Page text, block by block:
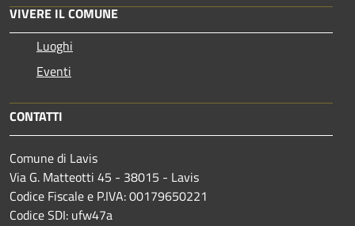
VIVERE IL COMUNE
Luoghi
Eventi
CONTATTI
Comune di Lavis
Via G. Matteotti 45 - 38015 - Lavis
Codice Fiscale e P.IVA: 00179650221
Codice SDI: ufw47a